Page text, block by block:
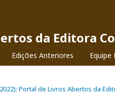
da Editora
Edições Anteriores Equipe
Portal de Livros Abertos da